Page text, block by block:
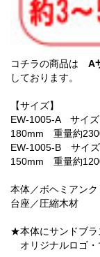
コチラの商品は A
しております。
【サイズ】
EW-1005-A サイズ
180mm 重量約
EW-1005-B サイズ
150mm 重量約
本体／ボヘミアン
台座／圧縮木材
★本体にサンドブラ
オリジナルロゴ・